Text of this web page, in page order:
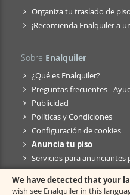
Organiza tu traslado de piso
¡Recomienda Enalquiler a
Sobre Enalquiler
¿Qué es Enalquiler?
Preguntas frecuentes -
Publicidad
Políticas y Condiciones
Configuración de cookies
Anuncia tu piso
Servicios para anunciantes
Anuncio de fusión
We have detected that your
wish see Enalquiler in this